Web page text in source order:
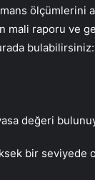
ölçümlerini
mali raporu ve
bulabilirsiniz:
değeri
bir seviyede